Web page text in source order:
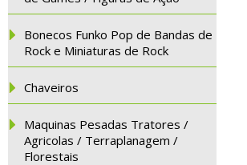
Bonecos Funko Pop de Bandas de
Rock e Miniaturas de Rock
Chaveiros
Maquinas Pesadas Tratores /
Agricolas / Terraplanagem /
Florestais